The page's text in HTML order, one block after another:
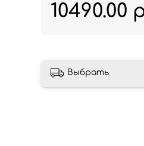
10490.00
Выбрать